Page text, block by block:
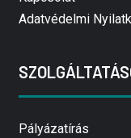
Adatvédelmi
Pályázatírás